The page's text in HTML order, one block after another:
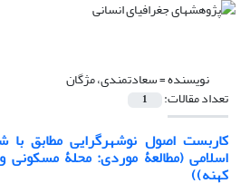
نویسنده =سعادتمندی، مژگان
تعداد مقالات: 1
کاربست اصول نوشهرگرایی مطابق با
اسلامی (مطالعۀ موردی: محلۀ مسکونی
کهنه))